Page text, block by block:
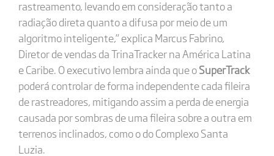
rastreamento, levando em consideração tanto a
radiação direta quanto a difusa por meio de um
algoritmo inteligente,” explica Marcus Fabrino,
Diretor de vendas da TrinaTracker na América Latina
e Caribe. O executivo lembra ainda que oSuperTrack
poderá controlar de forma independente cada fileira
de rastreadores, mitigando assim a perda de energia
causada por sombras de uma fileira sobre a outra em
terrenos inclinados, como o do Complexo Santa
Luzia.